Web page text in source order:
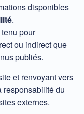
disponibles
.
pour
ou indirect que
publiés.
et renvoyant vers
responsabilité du
externes.